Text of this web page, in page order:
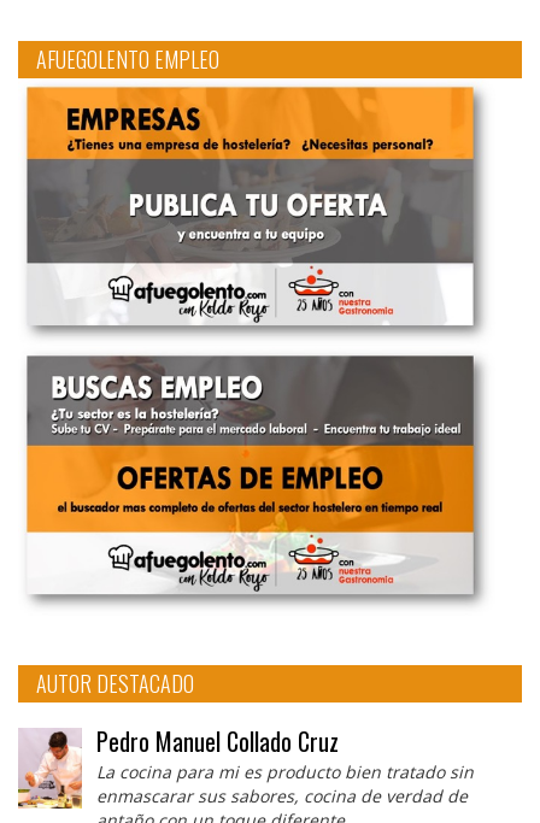
AFUEGOLENTO EMPLEO
AUTOR DESTACADO
Pedro Manuel Collado Cruz
La cocina para mi es producto bien tratado sin
enmascarar sus sabores, cocina de verdad de